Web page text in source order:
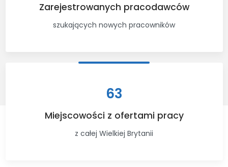
Zarejestrowanych pracodawców
szukających nowych pracowników
63
Miejscowości z ofertami pracy
z całej Wielkiej Brytanii